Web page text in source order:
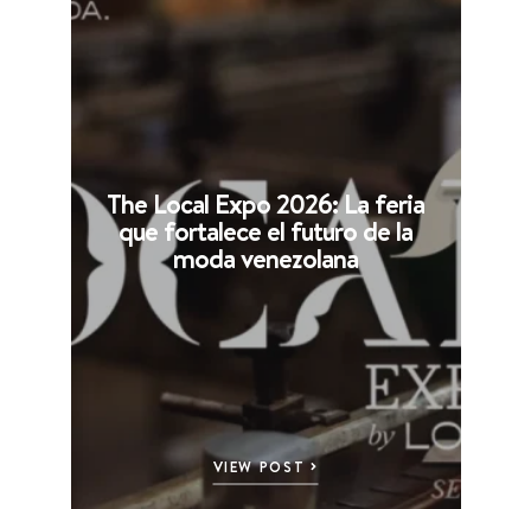
The Local Expo 2026: La feria
que fortalece el futuro de la
moda venezolana
VIEW POST